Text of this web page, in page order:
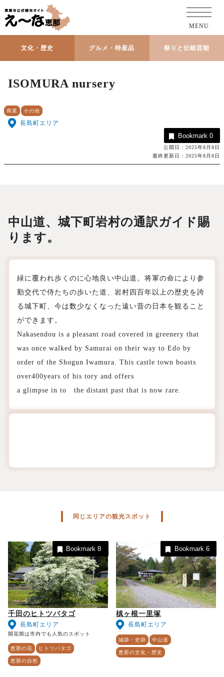
文化・歴史 グルメ・特産品 祭りと伝統芸能
MENU
ISOMURA nursery
商業 その他
長島町エリア
Bookmark 0
公開日：2025年8月8日
最終更新日：2025年8月8日
中山道、城下町岩村の通訳ガイド賜
ります。
緑に覆われ歩くのに心地良い中山道。将軍の命により参
勤交代で侍たちの歩いた道、岩村四百年以上の歴史を誇
る城下町、今は数少なくなった遠い昔の日本を観ること
ができます。
Nakasendou is a pleasant road covered in greenery that
was once walked by Samurai on their way to Edo by
order of the Shogun Iwamura. This castle town boasts
over400years of his tory and offers
a glimpse in to the distant past that is now rare.
同じエリアの観光スポット
千田のヒトツバタゴ
長島町エリア
開花期は市内でも人気のスポット
恵那の花 ヒトツバタゴ
恵那の自然
Bookmark8
槙ヶ根一里塚
長島町エリア
城跡・史跡 中山道
恵那の文化・歴史
Bookmark 6